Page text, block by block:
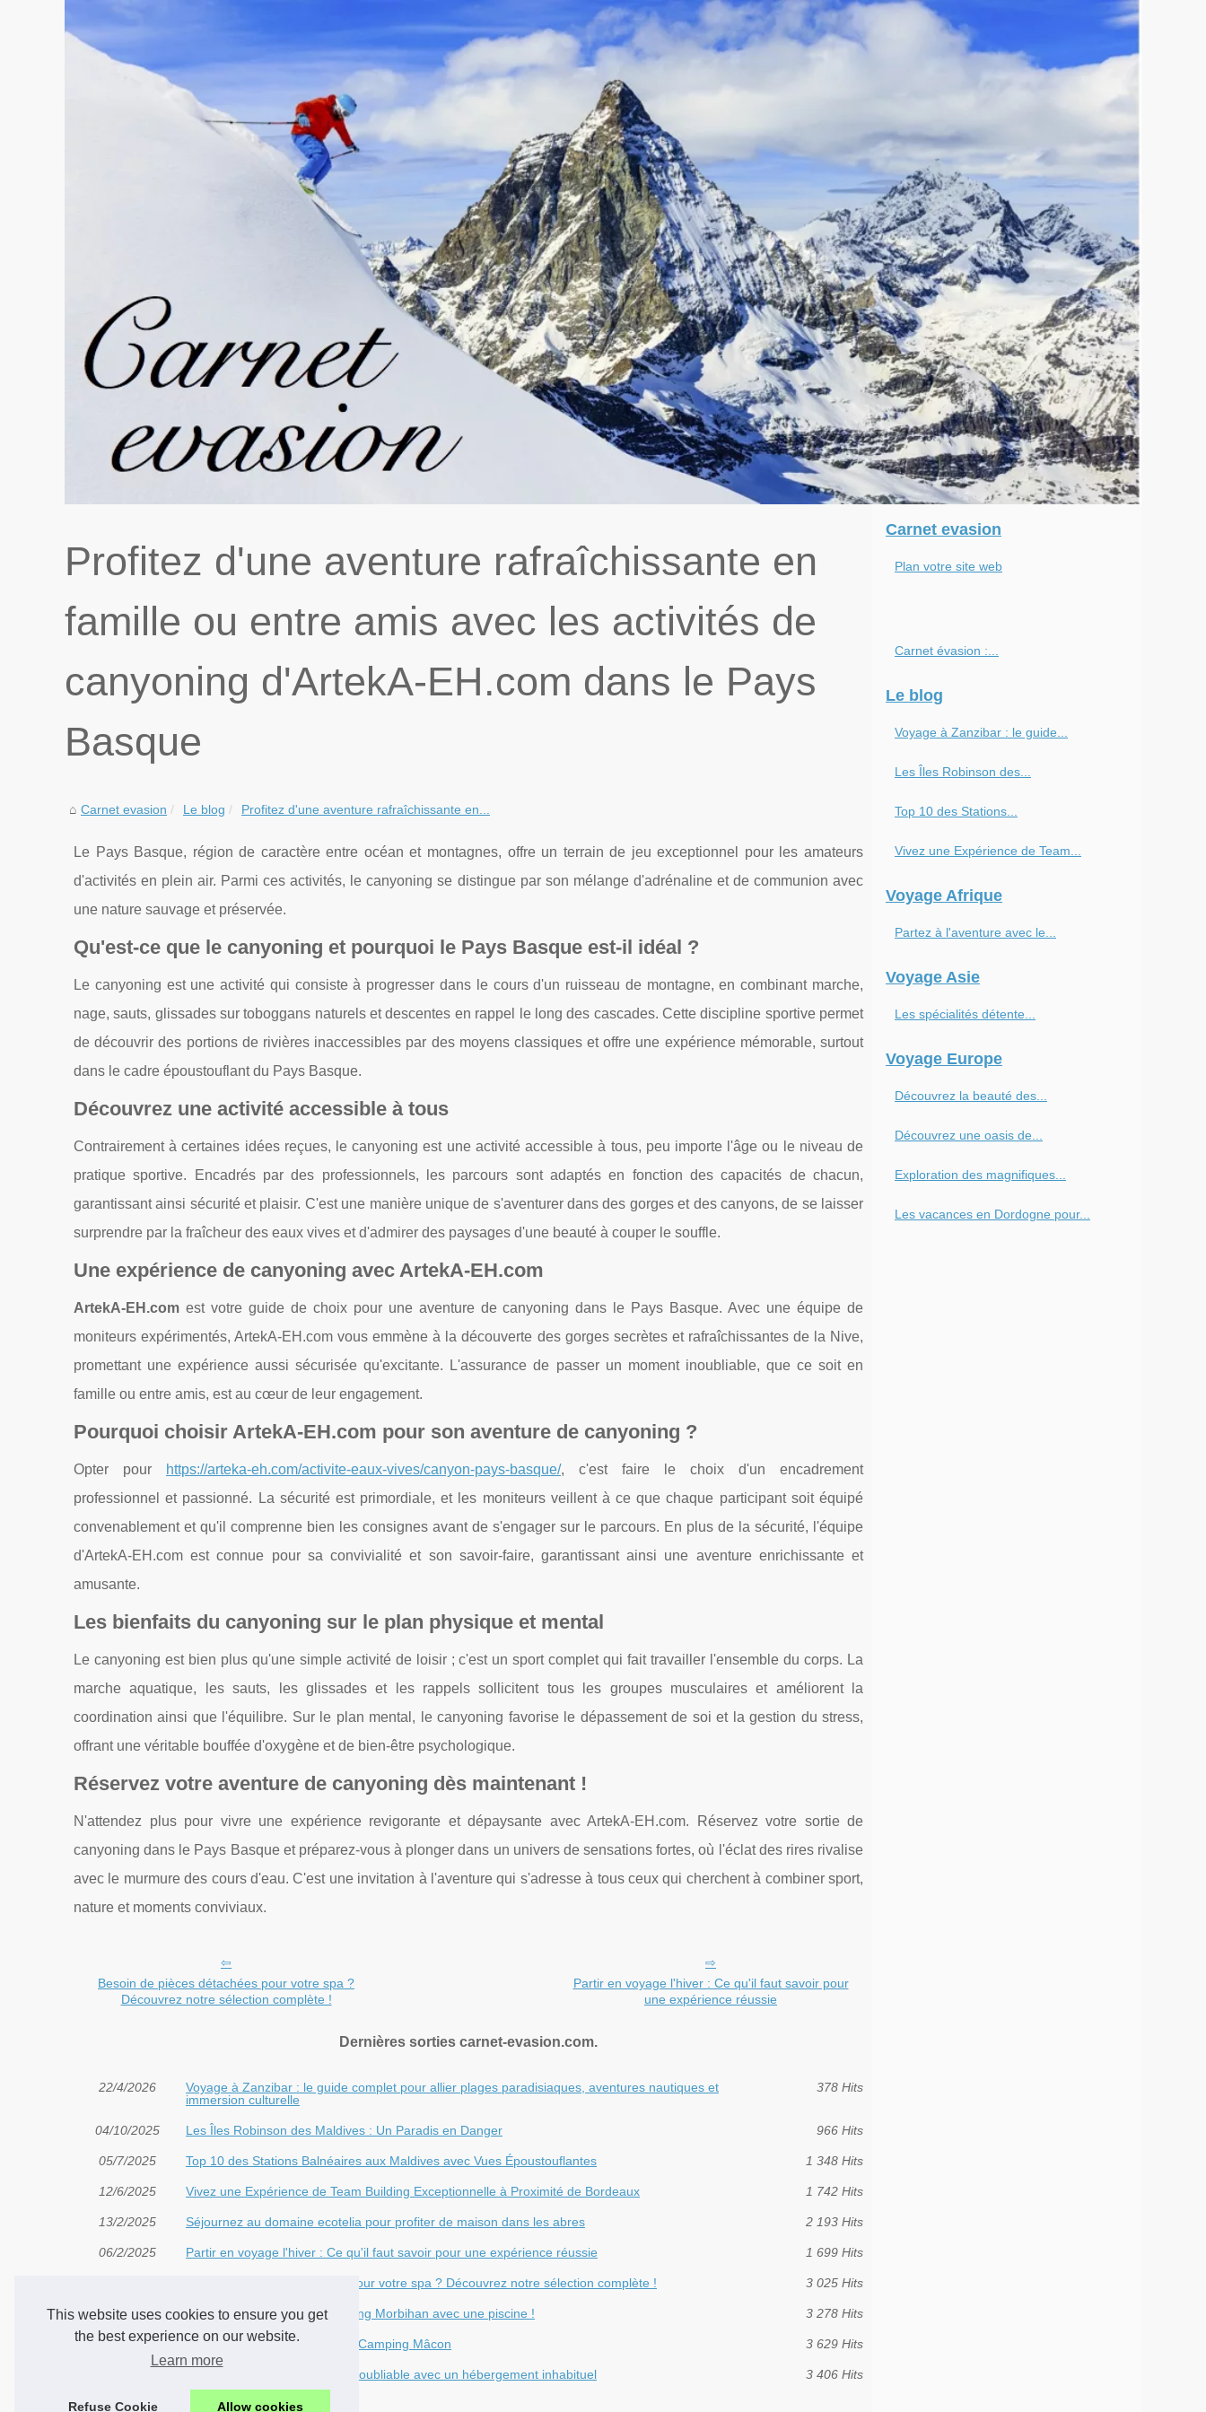
This website uses cookies to ensure you get
the best experience on our website.
Learn more
Refuse Cookie Allow cookies
Profitez d'une aventure rafraîchissante en
famille ou entre amis avec les activités de
canyoning d'ArtekA-EH.com dans le Pays
Basque
Carnet evasion Le blog Profitez d'une aventure rafraîchissante en...
Le Pays Basque, région de caractère entre océan et montagnes, offre un terrain de jeu exceptionnel pour les amateurs
d'activités en plein air. Parmi ces activités, le canyoning se distingue par son mélange d'adrénaline et de communion avec
une nature sauvage et préservée.
Qu'est-ce que le canyoning et pourquoi le Pays Basque est-il idéal ?
Le canyoning est une activité qui consiste à progresser dans le cours d'un ruisseau de montagne, en combinant marche,
nage, sauts, glissades sur toboggans naturels et descentes en rappel le long des cascades. Cette discipline sportive permet
de découvrir des portions de rivières inaccessibles par des moyens classiques et offre une expérience mémorable, surtout
dans le cadre époustouflant du Pays Basque.
Découvrez une activité accessible à tous
Contrairement à certaines idées reçues, le canyoning est une activité accessible à tous, peu importe l'âge ou le niveau de
pratique sportive. Encadrés par des professionnels, les parcours sont adaptés en fonction des capacités de chacun,
garantissant ainsi sécurité et plaisir. C'est une manière unique de s'aventurer dans des gorges et des canyons, de se laisser
surprendre par la fraîcheur des eaux vives et d'admirer des paysages d'une beauté à couper le souffle.
Une expérience de canyoning avec ArtekA-EH.com
ArtekA-EH.com est votre guide de choix pour une aventure de canyoning dans le Pays Basque. Avec une équipe de
moniteurs expérimentés, ArtekA-EH.com vous emmène à la découverte des gorges secrètes et rafraîchissantes de la Nive,
promettant une expérience aussi sécurisée qu'excitante. L'assurance de passer un moment inoubliable, que ce soit en
famille ou entre amis, est au cœur de leur engagement.
Pourquoi choisir ArtekA-EH.com pour son aventure de canyoning ?
Opter pour https://arteka-eh.com/activite-eaux-vives/canyon-pays-basque/, c'est faire le choix d'un encadrement
professionnel et passionné. La sécurité est primordiale, et les moniteurs veillent à ce que chaque participant soit équipé
convenablement et qu'il comprenne bien les consignes avant de s'engager sur le parcours. En plus de la sécurité, l'équipe
d'ArtekA-EH.com est connue pour sa convivialité et son savoir-faire, garantissant ainsi une aventure enrichissante et
amusante.
Les bienfaits du canyoning sur le plan physique et mental
Le canyoning est bien plus qu'une simple activité de loisir ; c'est un sport complet qui fait travailler l'ensemble du corps. La
marche aquatique, les sauts, les glissades et les rappels sollicitent tous les groupes musculaires et améliorent la
coordination ainsi que l'équilibre. Sur le plan mental, le canyoning favorise le dépassement de soi et la gestion du stress,
offrant une véritable bouffée d'oxygène et de bien-être psychologique.
Réservez votre aventure de canyoning dès maintenant !
N'attendez plus pour vivre une expérience revigorante et dépaysante avec ArtekA-EH.com. Réservez votre sortie de
canyoning dans le Pays Basque et préparez-vous à plonger dans un univers de sensations fortes, où l'éclat des rires rivalise
avec le murmure des cours d'eau. C'est une invitation à l'aventure qui s'adresse à tous ceux qui cherchent à combiner sport,
nature et moments conviviaux.
Besoin de pièces détachées pour votre spa ?
Découvrez notre sélection complète !
Partir en voyage l'hiver : Ce qu'il faut savoir pour
une expérience réussie
Dernières sorties carnet-evasion.com.
22/4/2026
Voyage à Zanzibar : le guide complet pour allier plages paradisiaques, aventures nautiques et
immersion culturelle
378 Hits
04/10/2025 Les Îles Robinson des Maldives : Un Paradis en Danger 966 Hits
05/7/2025 Top 10 des Stations Balnéaires aux Maldives avec Vues Époustouflantes 1 348 Hits
12/6/2025 Vivez une Expérience de Team Building Exceptionnelle à Proximité de Bordeaux 1 742 Hits
13/2/2025 Séjournez au domaine ecotelia pour profiter de maison dans les abres 2 193 Hits
06/2/2025 Partir en voyage l'hiver : Ce qu'il faut savoir pour une expérience réussie 1 699 Hits
Besoin de pièces détachées pour votre spa ? Découvrez notre sélection complète ! 3 025 Hits
23/7/2023 Vacances en famille au Camping Morbihan avec une piscine ! 3 278 Hits
12/5/2023 Des vacances inoubliables au Camping Mâcon 3 629 Hits
Une escapade de week-end inoubliable avec un hébergement inhabituel 3 406 Hits
Carnet evasion
Plan votre site web
Carnet évasion :...
Le blog
Voyage à Zanzibar : le guide...
Les Îles Robinson des...
Top 10 des Stations...
Vivez une Expérience de Team...
Voyage Afrique
Partez à l'aventure avec le...
Voyage Asie
Les spécialités détente...
Voyage Europe
Découvrez la beauté des...
Découvrez une oasis de...
Exploration des magnifiques...
Les vacances en Dordogne pour...